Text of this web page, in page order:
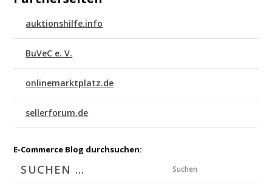
auktionshilfe.info
BuVeC e. V.
onlinemarktplatz.de
sellerforum.de
E-Commerce Blog durchsuchen:
Suchen